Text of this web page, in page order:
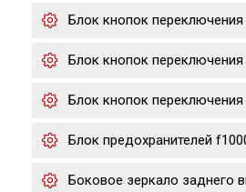
Блок кнопок переключения
Блок кнопок переключения
Блок кнопок переключения
Блок предохранителей
Боковое зеркало заднего